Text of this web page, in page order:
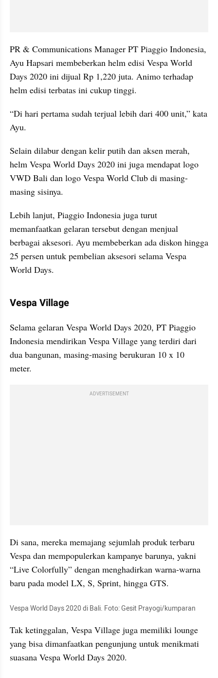
PR & Communications Manager PT Piaggio Indonesia,
Ayu Hapsari membeberkan helm edisi Vespa World
Days 2020 ini dijual Rp 1,220 juta. Animo terhadap
helm edisi terbatas ini cukup tinggi.
“Di hari pertama sudah terjual lebih dari 400 unit,” kata
Ayu.
Selain dilabur dengan kelir putih dan aksen merah,
helm Vespa World Days 2020 ini juga mendapat logo
VWD Bali dan logo Vespa World Club di masing-
masing sisinya.
Lebih lanjut, Piaggio Indonesia juga turut
memanfaatkan gelaran tersebut dengan menjual
berbagai aksesori. Ayu membeberkan ada diskon hingga
25 persen untuk pembelian aksesori selama Vespa
World Days.
Vespa Village
Selama gelaran Vespa World Days 2020, PT Piaggio
Indonesia mendirikan Vespa Village yang terdiri dari
dua bangunan, masing-masing berukuran 10 x 10
meter.
ADVERTISEMENT
Di sana, mereka memajang sejumlah produk terbaru
Vespa dan mempopulerkan kampanye barunya, yakni
“Live Colorfully” dengan menghadirkan warna-warna
baru pada model LX, S, Sprint, hingga GTS.
Vespa World Days 2020 di Bali. Foto: Gesit Prayogi/kumparan
Tak ketinggalan, Vespa Village juga memiliki lounge
yang bisa dimanfaatkan pengunjung untuk menikmati
suasana Vespa World Days 2020.